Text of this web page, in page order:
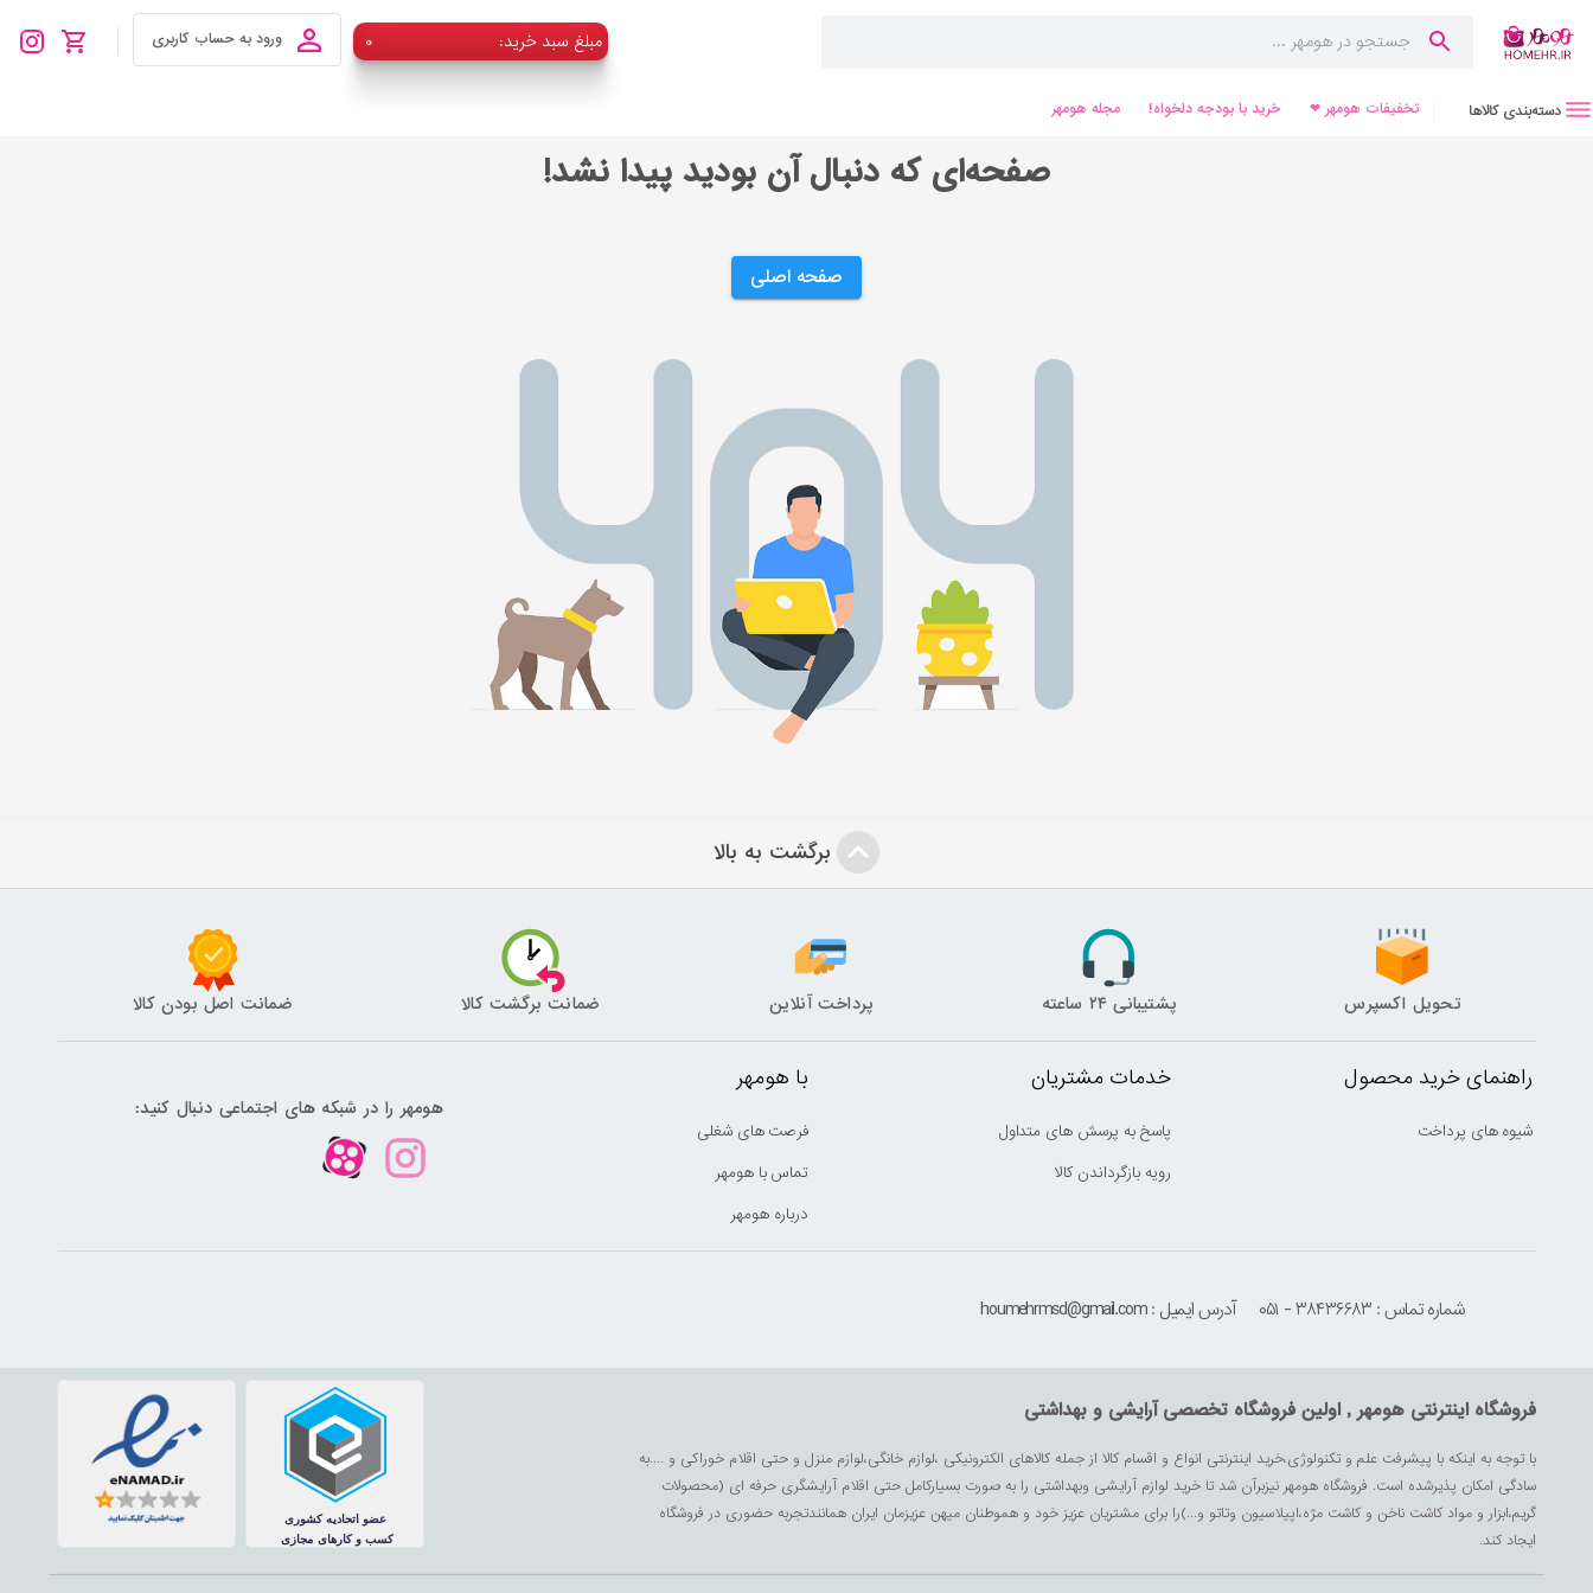
۰ :مبلغ سبد خرید ورود به حساب کاربری
دسته‌بندی کالاها تخفیفات هومهر ❤ خرید با بودجه دلخواه! مجله هومهر
صفحه‌ای که دنبال آن بودید پیدا نشد!
صفحه اصلی
برگشت به بالا
تحویل اکسپرس پشتیبانی ۲۴ ساعته پرداخت آنلاین ضمانت برگشت کالا ضمانت اصل بودن کالا
راهنمای خرید محصول
شیوه های پرداخت
خدمات مشتریان
پاسخ به پرسش های متداول
رویه بازگرداندن کالا
با هومهر
فرصت های شغلی
تماس با هومهر
درباره هومهر
هومهر را در شبکه های اجتماعی دنبال کنید:
شماره تماس : ۳۸۴۳۶۶۸۳ - ۰۵۱ آدرس ایمیل : houmehrmsd@gmail.com
فروشگاه اینترنتی هومهر , اولین فروشگاه تخصصی آرایشی و بهداشتی
با توجه به اینکه با پیشرفت علم و تکنولوژی،خرید اینترنتی انواع و اقسام کالا از جمله کالاهای الکترونیکی ،لوازم خانگی،لوازم منزل و حتی اقلام خوراکی و ....به
سادگی امکان پذیرشده است. فروشگاه هومهر نیزبرآن شد تا خرید لوازم آرایشی وبهداشتی را به صورت بسیارکامل حتی اقلام آرایشگری حرفه ای (محصولات
گریم،ابزار و مواد کاشت ناخن و کاشت مژه،اپیلاسیون وتاتو و...)را برای مشتریان عزیز خود و هموطنان میهن عزیزمان ایران همانندتجربه حضوری در فروشگاه
ایجاد کند.